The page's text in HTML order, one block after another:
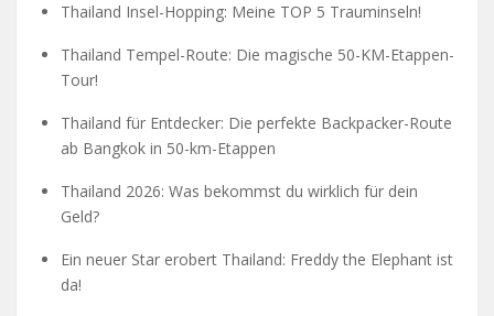
Thailand Insel-Hopping: Meine TOP 5 Trauminseln!
Thailand Tempel-Route: Die magische 50-KM-Etappen-
Tour!
Thailand für Entdecker: Die perfekte Backpacker-Route
ab Bangkok in 50-km-Etappen
Thailand 2026: Was bekommst du wirklich für dein
Geld?
Ein neuer Star erobert Thailand: Freddy the Elephant ist
da!